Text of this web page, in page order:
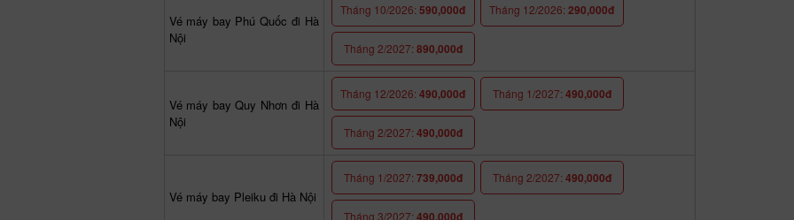
Vé máy bay Phú Quốc đi Hà
Nội
Tháng 10/2026: 590,000đ Tháng 12/2026: 290,000đ
Tháng 2/2027: 890,000đ
Vé máy bay Quy Nhơn đi Hà
Nội
Tháng 12/2026: 490,000đ Tháng 1/2027: 490,000đ
Tháng 2/2027: 490,000đ
Vé máy bay Pleiku đi Hà Nội
Tháng 1/2027: 739,000đ Tháng 2/2027: 490,000đ
Tháng 3/2027: 490,000đ